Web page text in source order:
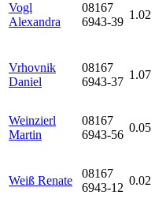
Vogl
Alexandra
08167
6943-39
1.02
Vrhovnik
Daniel
08167
6943-37
1.07
Weinzierl
Martin
08167
6943-56
0.05
Weiß Renate
08167
6943-12
0.02